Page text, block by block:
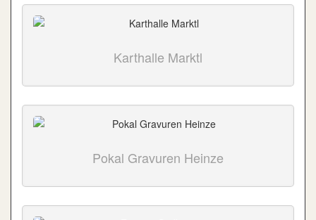
Karthalle Marktl
Pokal Gravuren Heinze